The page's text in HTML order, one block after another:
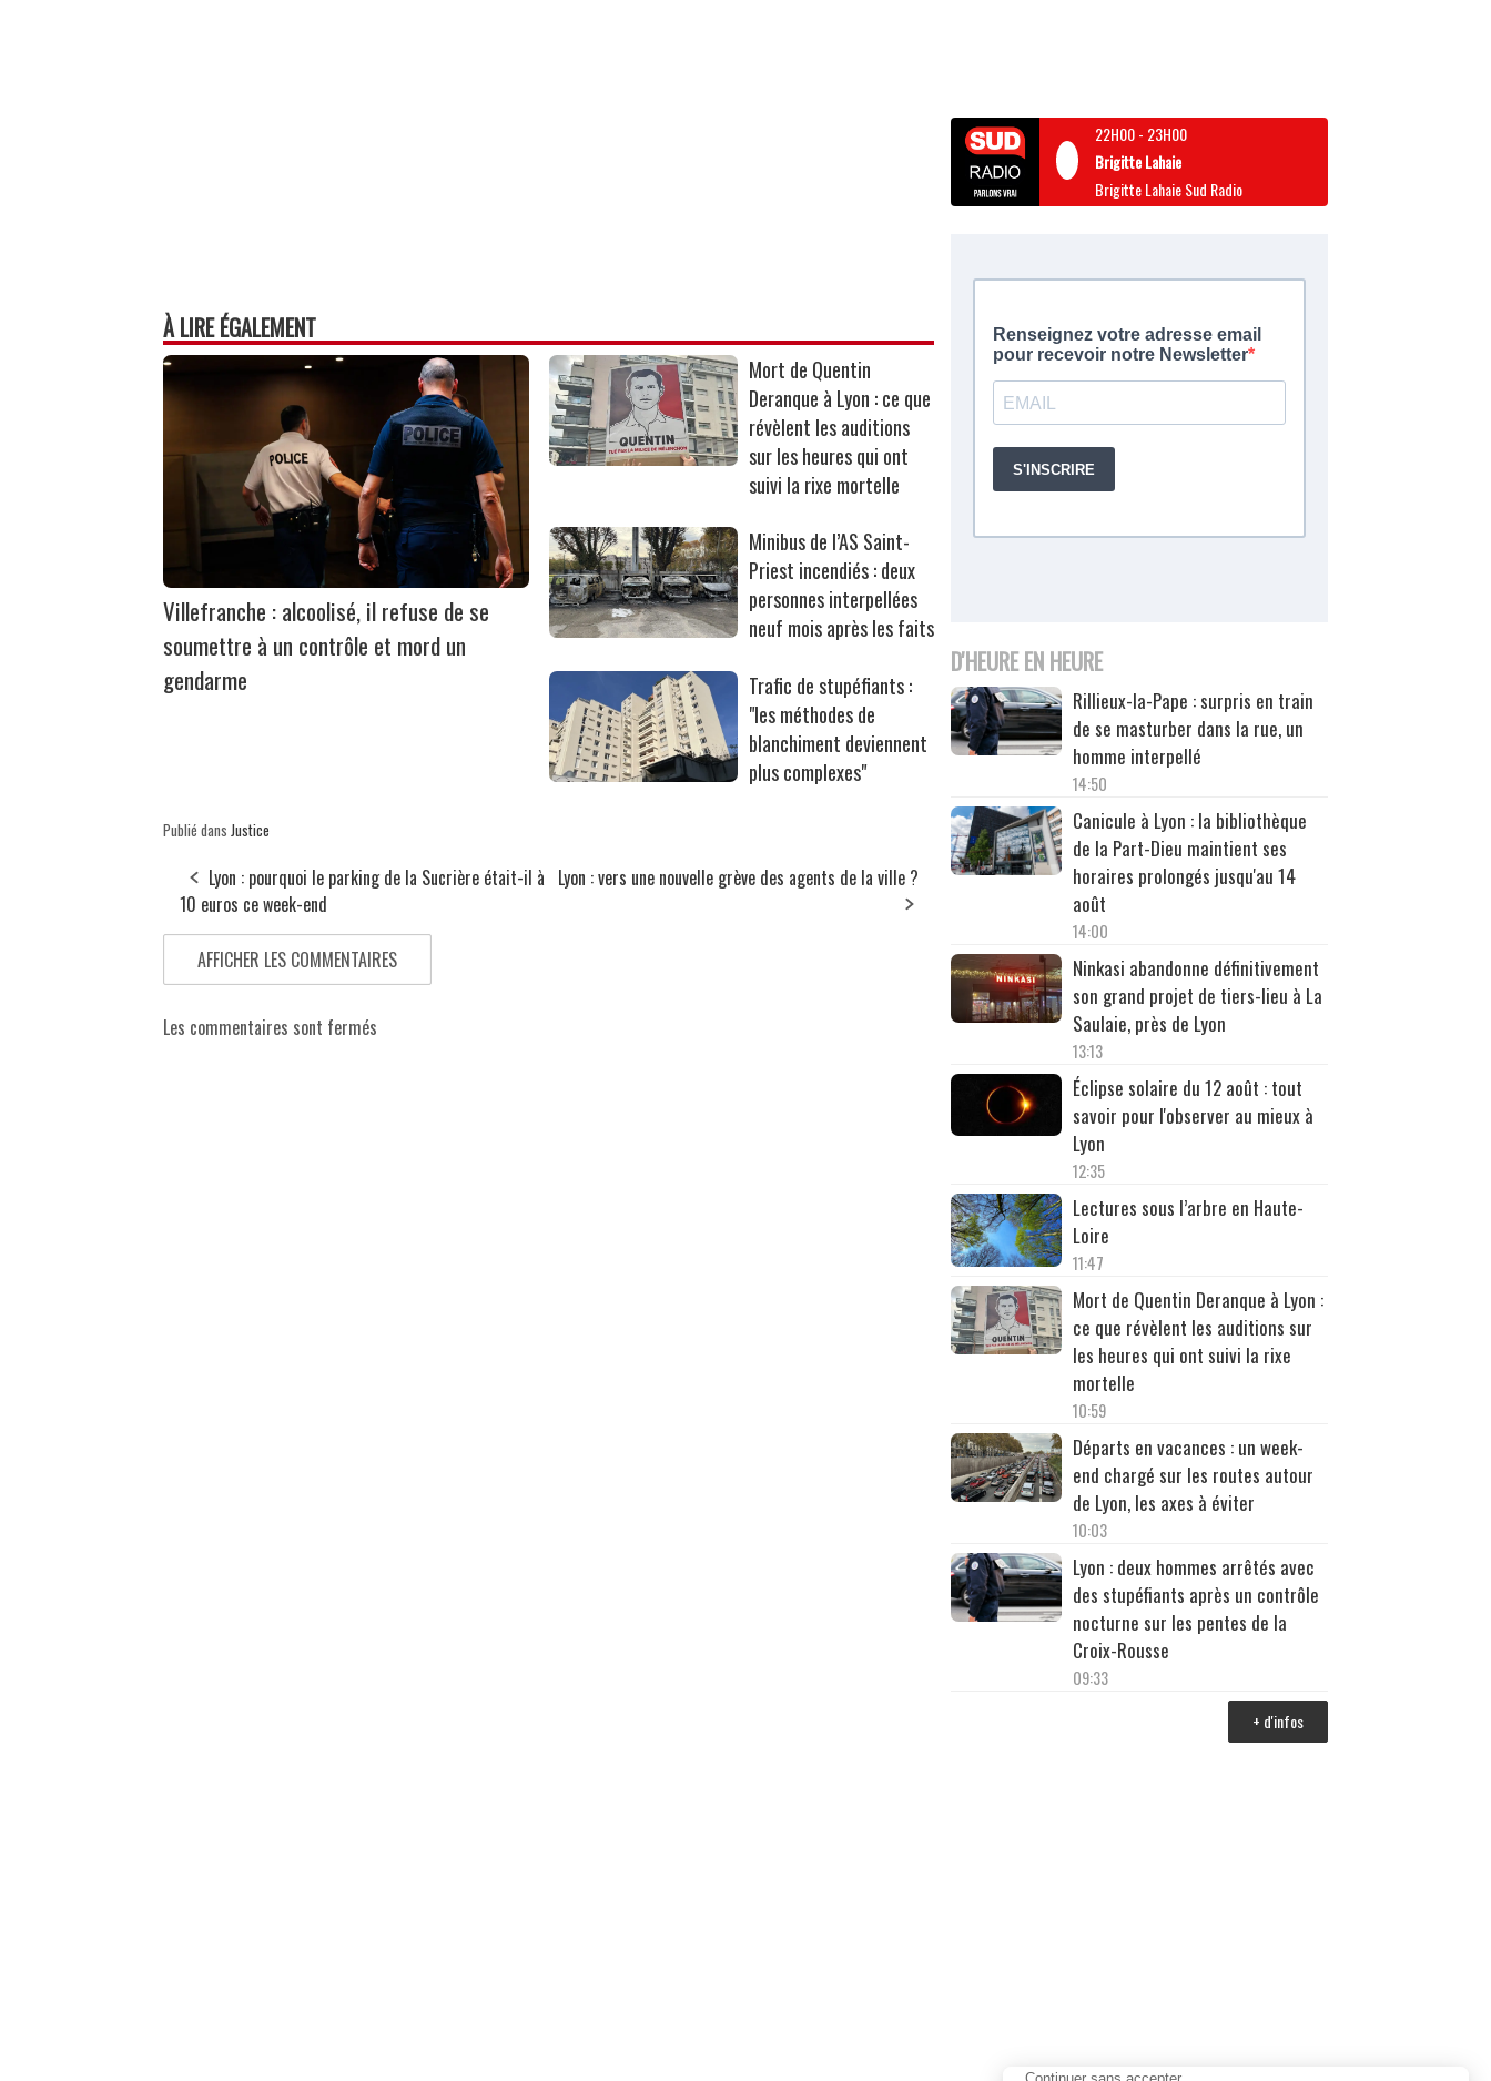
À LIRE ÉGALEMENT
Villefranche : alcoolisé, il refuse de se
soumettre à un contrôle et mord un
gendarme
Mort de Quentin
Deranque à Lyon : ce que
révèlent les auditions
sur les heures qui ont
suivi la rixe mortelle
Minibus de l’AS Saint-
Priest incendiés : deux
personnes interpellées
neuf mois après les faits
Trafic de stupéfiants :
"les méthodes de
blanchiment deviennent
plus complexes"
Publié dans Justice
Lyon : pourquoi le parking de la Sucrière était-il à
10 euros ce week-end
Lyon : vers une nouvelle grève des agents de la ville ?
AFFICHER LES COMMENTAIRES
Les commentaires sont fermés
22H00- 23H00
Brigitte Lahaie
Brigitte Lahaie Sud Radio
D'HEURE EN HEURE
Rillieux-la-Pape : surpris en train
de se masturber dans la rue, un
homme interpellé
14:50
Canicule à Lyon : la bibliothèque
de la Part-Dieu maintient ses
horaires prolongés jusqu'au 14
août
14:00
Ninkasi abandonne définitivement
son grand projet de tiers-lieu à La
Saulaie, près de Lyon
13:13
Éclipse solaire du 12 août : tout
savoir pour l'observer au mieux à
Lyon
12:35
Lectures sous l’arbre en Haute-
Loire
11:47
Mort de Quentin Deranque à Lyon :
ce que révèlent les auditions sur
les heures qui ont suivi la rixe
mortelle
10:59
Départs en vacances : un week-
end chargé sur les routes autour
de Lyon, les axes à éviter
10:03
Lyon : deux hommes arrêtés avec
des stupéfiants après un contrôle
nocturne sur les pentes de la
Croix-Rousse
09:33
+ d'infos